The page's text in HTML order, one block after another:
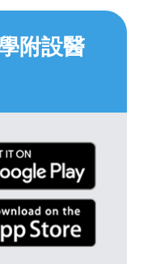
附設醫